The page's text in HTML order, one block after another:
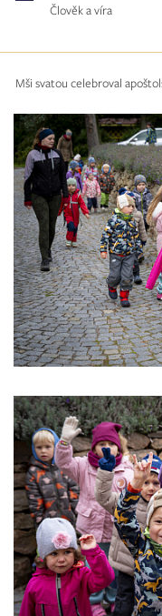
Člověk a víra
Mši svatou celebroval